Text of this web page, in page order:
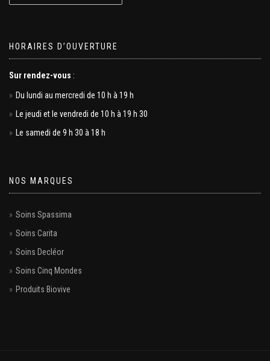
HORAIRES D’OUVERTURE
Sur rendez-vous :
Du lundi au mercredi de 10 h à 19 h
Le jeudi et le vendredi de 10 h à 19 h 30
Le samedi de 9 h 30 à 18 h
NOS MARQUES
Soins Spassima
Soins Carita
Soins Decléor
Soins Cinq Mondes
Produits Biovive